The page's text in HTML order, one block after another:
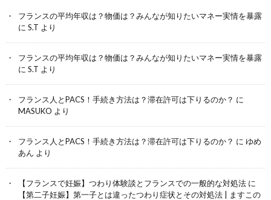
フランスの平均年収は？物価は？みんなが知りたいマネー実情を暴露
に S.T より
フランスの平均年収は？物価は？みんなが知りたいマネー実情を暴露
に S.T より
フランス人とPACS！手続き方法は？滞在許可は下りるのか？ に
MASUKO より
フランス人とPACS！手続き方法は？滞在許可は下りるのか？ に ゆめ
あん より
【フランスで妊娠】つわり体験談とフランスでの一般的な対処法 に
【第二子妊娠】第一子とは違ったつわり症状とその対処法 | ますこの